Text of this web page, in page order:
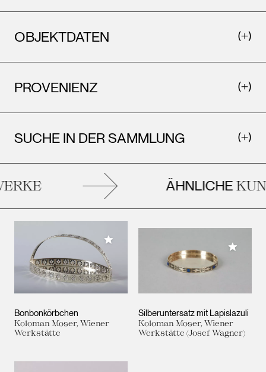
OBJEKTDATEN
PROVENIENZ
SUCHE IN DER SAMMLUNG
ÄHNLICHE
Bonbonkörbchen
Koloman Moser, Wiener
Werkstätte
Meiner Sammlung hinzufügen
Silberuntersatz mit Lapislazuli
Koloman Moser, Wiener
Werkstätte (Josef Wagner)
Meiner